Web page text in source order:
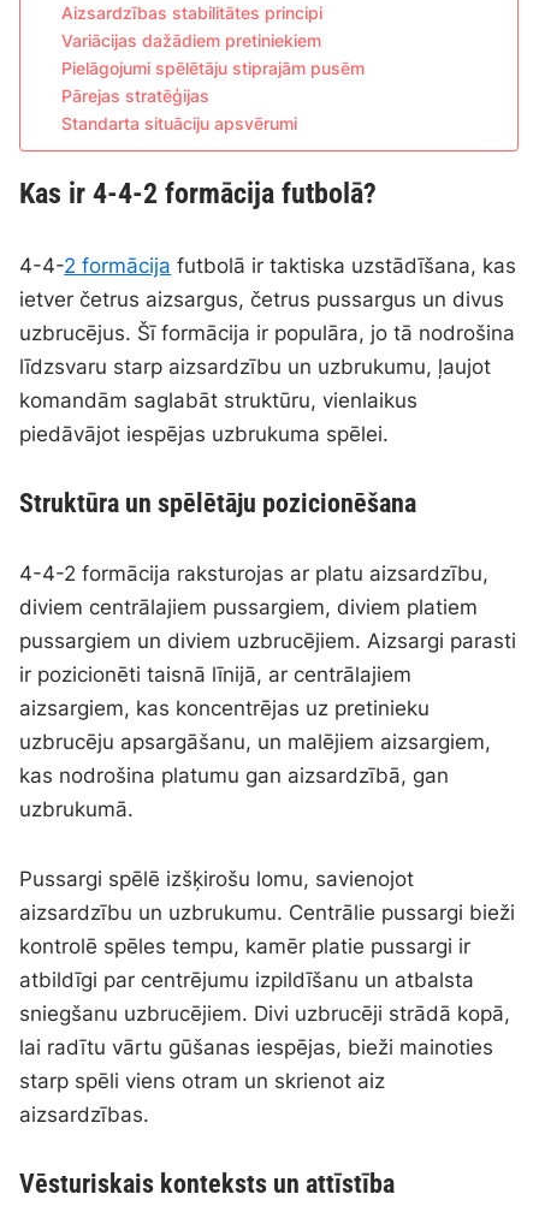
Aizsardzības stabilitātes principi
Variācijas dažādiem pretiniekiem
Pielāgojumi spēlētāju stiprajām pusēm
Pārejas stratēģijas
Standarta situāciju apsvērumi
Kas ir 4-4-2 formācija futbolā?
4-4-2 formācija futbolā ir taktiska uzstādīšana, kas
ietver četrus aizsargus, četrus pussargus un divus
uzbrucējus. Šī formācija ir populāra, jo tā nodrošina
līdzsvaru starp aizsardzību un uzbrukumu, ļaujot
komandām saglabāt struktūru, vienlaikus
piedāvājot iespējas uzbrukuma spēlei.
Struktūra un spēlētāju pozicionēšana
4-4-2 formācija raksturojas ar platu aizsardzību,
diviem centrālajiem pussargiem, diviem platiem
pussargiem un diviem uzbrucējiem. Aizsargi parasti
ir pozicionēti taisnā līnijā, ar centrālajiem
aizsargiem, kas koncentrējas uz pretinieku
uzbrucēju apsargāšanu, un malējiem aizsargiem,
kas nodrošina platumu gan aizsardzībā, gan
uzbrukumā.
Pussargi spēlē izšķirošu lomu, savienojot
aizsardzību un uzbrukumu. Centrālie pussargi bieži
kontrolē spēles tempu, kamēr platie pussargi ir
atbildīgi par centrējumu izpildīšanu un atbalsta
sniegšanu uzbrucējiem. Divi uzbrucēji strādā kopā,
lai radītu vārtu gūšanas iespējas, bieži mainoties
starp spēli viens otram un skrienot aiz
aizsardzības.
Vēsturiskais konteksts un attīstība